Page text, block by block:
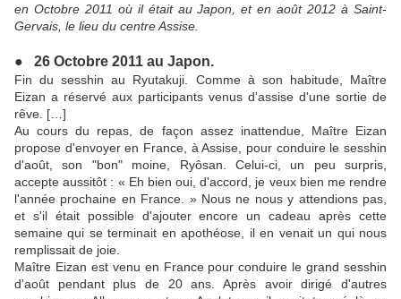
en Octobre 2011 où il était au Japon, et en août 2012 à Saint-
Gervais, le lieu du centre Assise.
● 26 Octobre 2011 au Japon.
Fin du sesshin au Ryutakuji. Comme à son habitude, Maître
Eizan a réservé aux participants venus d'assise d'une sortie de
rêve. […]
Au cours du repas, de façon assez inattendue, Maître Eizan
propose d'envoyer en France, à Assise, pour conduire le sesshin
d'août, son "bon" moine, Ryôsan. Celui-ci, un peu surpris,
accepte aussitôt : « Eh bien oui, d'accord, je veux bien me rendre
l'année prochaine en France. » Nous ne nous y attendions pas,
et s'il était possible d'ajouter encore un cadeau après cette
semaine qui se terminait en apothéose, il en venait un qui nous
remplissait de joie.
Maître Eizan est venu en France pour conduire le grand sesshin
d'août pendant plus de 20 ans. Après avoir dirigé d'autres